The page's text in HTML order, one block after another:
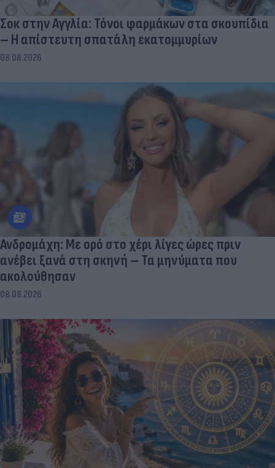
Σοκ στην Αγγλία: Τόνοι φαρμάκων στα σκουπίδια
– Η απίστευτη σπατάλη εκατομμυρίων
08.08.2026
Ανδρομάχη: Με ορό στο χέρι λίγες ώρες πριν
ανέβει ξανά στη σκηνή – Τα μηνύματα που
ακολούθησαν
08.08.2026